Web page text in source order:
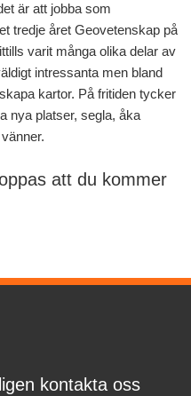
är att jobba som
tredje året Geovetenskap på
varit många olika delar av
intressanta men bland
kartor. På fritiden tycker
nya platser, segla, åka
att du kommer
kontakta oss